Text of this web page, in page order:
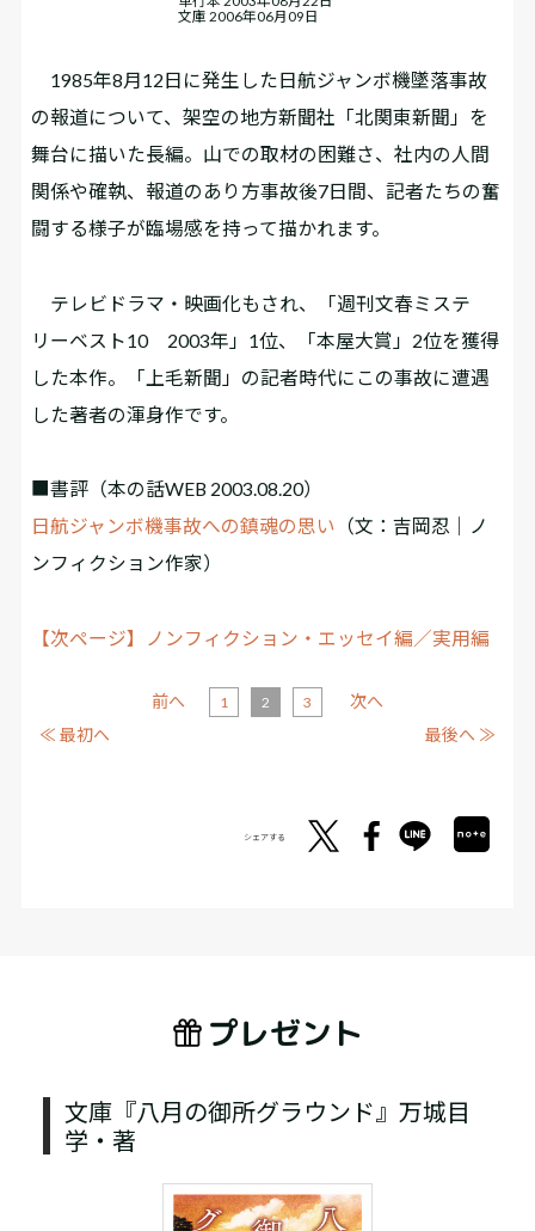
文庫 2006年06月09日
1985年8月12日に発生した日航ジャンボ機墜落事故
の報道について、架空の地方新聞社「北関東新聞」を
舞台に描いた長編。山での取材の困難さ、社内の人間
関係や確執、報道のあり方――事故後7日間、記者たちの奮
闘する様子が臨場感を持って描かれます。
テレビドラマ・映画化もされ、「週刊文春ミステ
リーベスト10 2003年」1位、「本屋大賞」2位を獲得
した本作。「上毛新聞」の記者時代にこの事故に遭遇
した著者の渾身作です。
■書評 （本の話WEB 2003.08.20）
日航ジャンボ機事故への鎮魂の思い （文：吉岡忍｜ノ
ンフィクション作家）
【次ページ】ノンフィクション・エッセイ編／実用編
≪ 最初へ
前へ 1 2 3
次へ
最後へ ≫
シェアする
プレゼント
文庫『八月の御所グラウンド』万城目
学・著